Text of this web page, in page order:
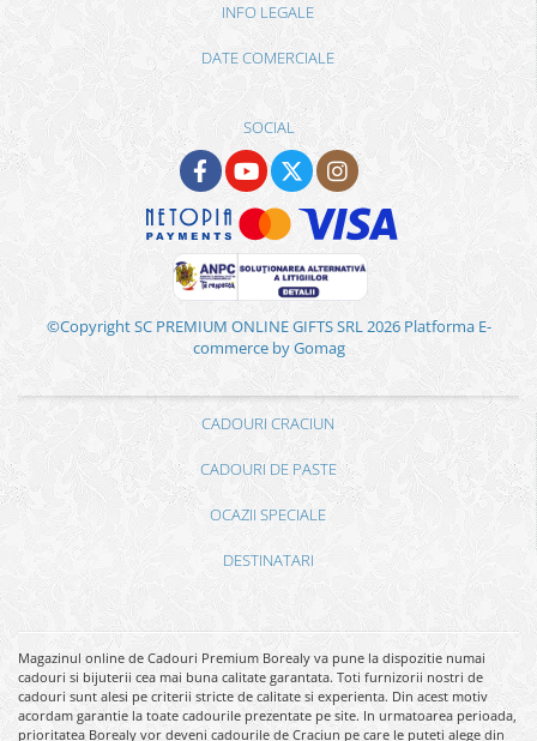
INFO LEGALE
DATE COMERCIALE
SOCIAL
©Copyright SC PREMIUM ONLINE GIFTS SRL 2026 Platforma E-
commerce by Gomag
CADOURI CRACIUN
CADOURI DE PASTE
OCAZII SPECIALE
DESTINATARI
Magazinul online de Cadouri Premium Borealy va pune la dispozitie numai
cadouri si bijuterii cea mai buna calitate garantata. Toti furnizorii nostri de
cadouri sunt alesi pe criterii stricte de calitate si experienta. Din acest motiv
acordam garantie la toate cadourile prezentate pe site. In urmatoarea perioada,
prioritatea Borealy vor deveni cadourile de Craciun pe care le puteti alege din